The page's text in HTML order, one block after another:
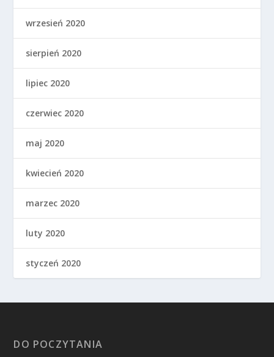
wrzesień 2020
sierpień 2020
lipiec 2020
czerwiec 2020
maj 2020
kwiecień 2020
marzec 2020
luty 2020
styczeń 2020
DO POCZYTANIA